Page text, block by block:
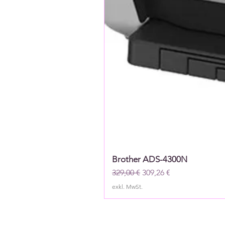
Brother ADS-4300N
Standardpreis
329,00 € Sale-Preis
309,26 €
exkl. MwSt.